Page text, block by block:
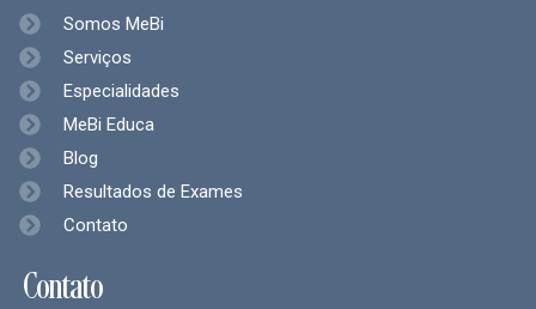
Somos MeBi
Serviços
Especialidades
MeBi Educa
Blog
Resultados de Exames
Contato
Contato